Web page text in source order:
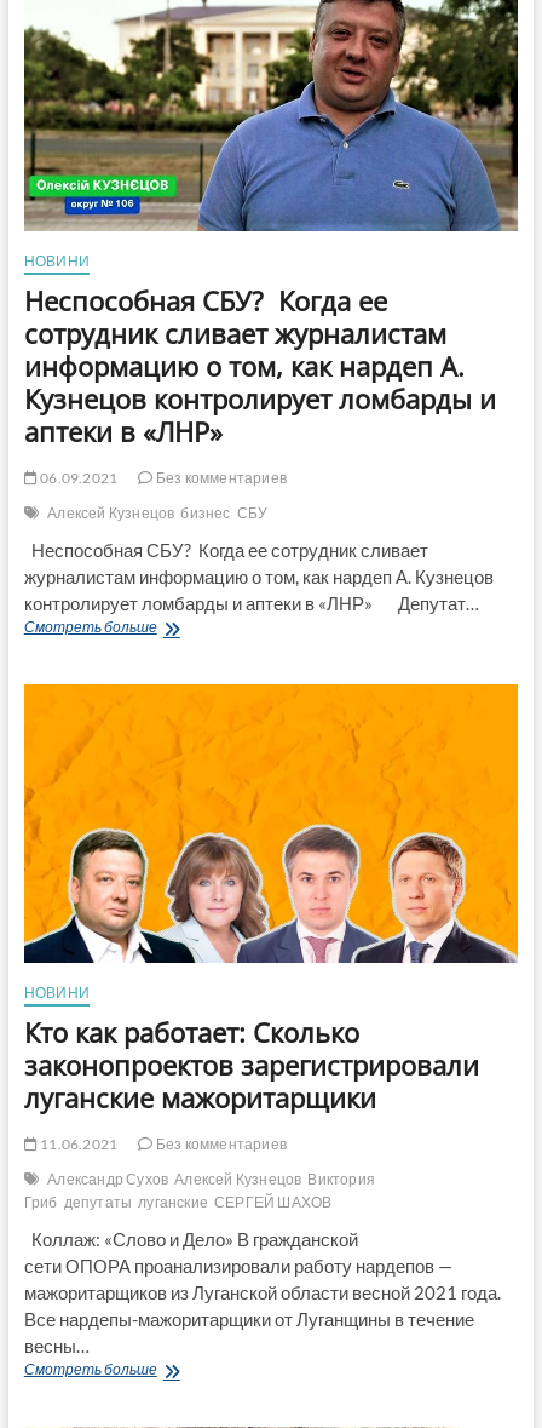
НОВИНИ
Неспособная СБУ? Когда ее
сотрудник сливает журналистам
информацию о том, как нардеп А.
Кузнецов контролирует ломбарды и
аптеки в «ЛНР»
06.09.2021
Без комментариев
Алексей Кузнецов бизнес СБУ
Неспособная СБУ? Когда ее сотрудник сливает
журналистам информацию о том, как нардеп А. Кузнецов
контролирует ломбарды и аптеки в «ЛНР» Депутат…
Смотреть большеНеспособная
сливает
журналистам
информацию
том,
как
нардеп
А.
Кузнецов
контролирует
ломбарды
«ЛНР»
НОВИНИ
Кто как работает: Сколько
законопроектов зарегистрировали
луганские мажоритарщики
11.06.2021
Без комментариев
Александр Сухов Алексей Кузнецов Виктория
Гриб депутаты луганские СЕРГЕЙ ШАХОВ
Коллаж: «Слово и Дело» В гражданской
сети ОПОРА проанализировали работу нардепов —
мажоритарщиков из Луганской области весной 2021 года.
Все нардепы-мажоритарщики от Луганщины в течение
весны…
Смотреть большеКто